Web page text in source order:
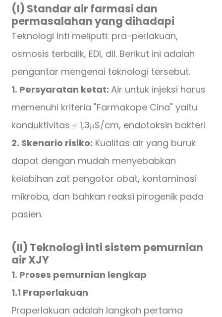
(I) Standar air farmasi dan
permasalahan yang dihadapi
Teknologi inti meliputi: pra-perlakuan,
osmosis terbalik, EDI, dll. Berikut ini adalah
pengantar mengenai teknologi tersebut.
1. Persyaratan ketat: Air untuk injeksi harus
memenuhi kriteria "Farmakope Cina" yaitu
konduktivitas ≤ 1,3μS/cm, endotoksin bakteri
2. Skenario risiko: Kualitas air yang buruk
dapat dengan mudah menyebabkan
kelebihan zat pengotor obat, kontaminasi
mikroba, dan bahkan reaksi pirogenik pada
pasien.
(II) Teknologi inti sistem pemurnian
air XJY
1. Proses pemurnian lengkap
1.1 Praperlakuan
Praperlakuan adalah langkah pertama